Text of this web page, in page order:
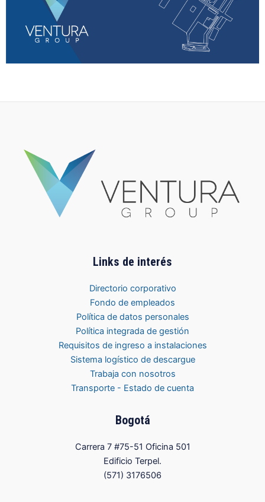
Links de interés
Directorio corporativo
Fondo de empleados
Política de datos personales
Política integrada de gestión
Requisitos de ingreso a instalaciones
Sistema logístico de descargue
Trabaja con nosotros
Transporte - Estado de cuenta
Bogotá
Carrera 7 #75-51 Oficina 501
Edificio Terpel.
(571) 3176506